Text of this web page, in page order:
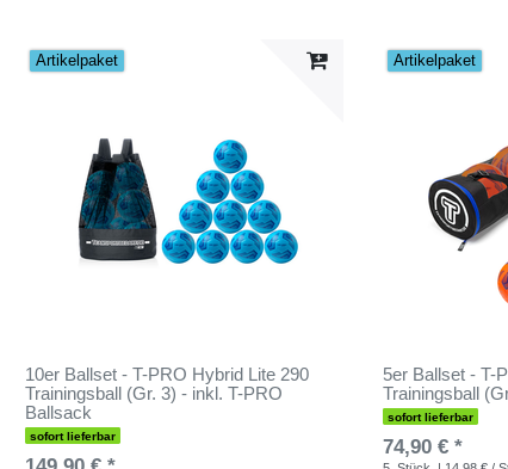
Artikelpaket
10er Ballset - T-PRO Hybrid Lite 290
Trainingsball (Gr. 3) - inkl. T-PRO
Ballsack
sofort lieferbar
Artikelpaket
5er Ballset - T-
Trainingsball
sofort lieferbar
74,90 € *